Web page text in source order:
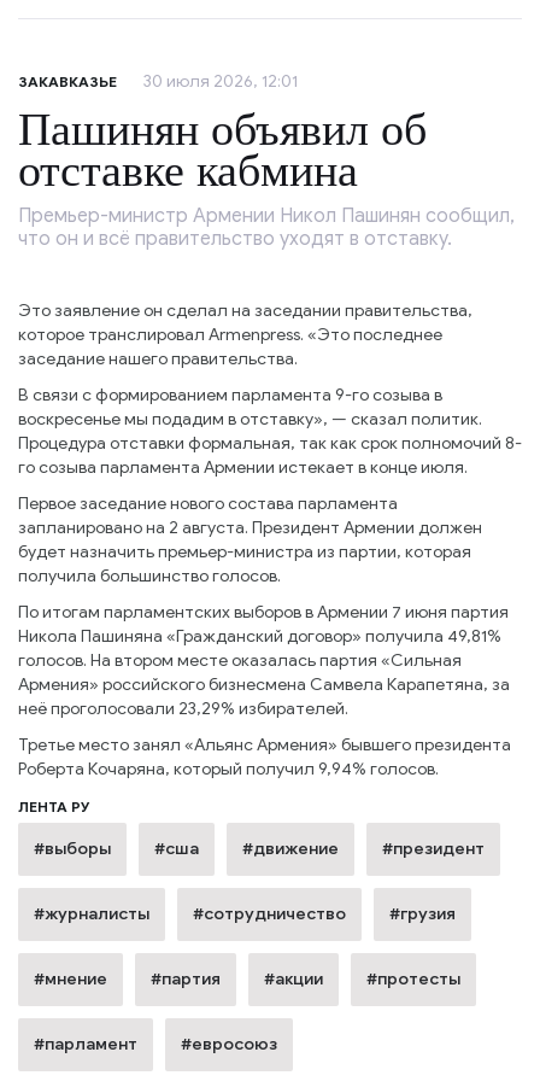
ЗАКАВКАЗЬЕ 30 июля 2026, 12:01
Пашинян объявил об
отставке кабмина
Премьер-министр Армении Никол Пашинян сообщил,
что он и всё правительство уходят в отставку.
Это заявление он сделал на заседании правительства,
которое транслировал Armenpress. «Это последнее
заседание нашего правительства.
В связи с формированием парламента 9-го созыва в
воскресенье мы подадим в отставку», — сказал политик.
Процедура отставки формальная, так как срок полномочий 8-
го созыва парламента Армении истекает в конце июля.
Первое заседание нового состава парламента
запланировано на 2 августа. Президент Армении должен
будет назначить премьер-министра из партии, которая
получила большинство голосов.
По итогам парламентских выборов в Армении 7 июня партия
Никола Пашиняна «Гражданский договор» получила 49,81%
голосов. На втором месте оказалась партия «Сильная
Армения» российского бизнесмена Самвела Карапетяна, за
неё проголосовали 23,29% избирателей.
Третье место занял «Альянс Армения» бывшего президента
Роберта Кочаряна, который получил 9,94% голосов.
ЛЕНТА РУ
#выборы #сша #движение #президент
#журналисты #сотрудничество #грузия
#мнение #партия #акции #протесты
#парламент #евросоюз